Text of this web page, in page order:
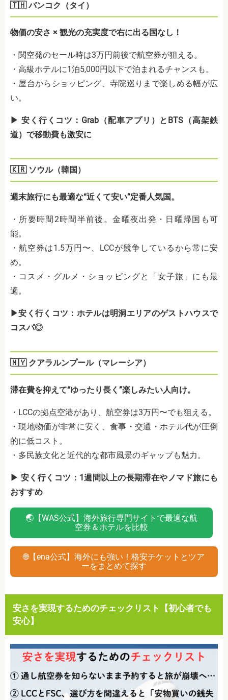
🇹🇭 バンコク（タイ）
物価の安さ × 観光の充実度で右に出る国なし！
・関空発のセール時は3万円前後で航空券が狙える。
・高級ホテルに1泊5,000円以下で泊まれるチャンスも。
・屋台からショッピング、寺院巡りまで楽しめる幅が広
い。
▶ 安く行くコツ：Grab（配車アプリ）とBTS（高架鉄
道）で移動費も激安に
🇰🇷 ソウル（韓国）
週末旅行にも最適な“近くて安い”定番人気国。
・所要時間2時間半前後。金曜夜出発・日曜帰国も可
能。
・航空券は1.5万円〜、LCCが競争しているから常に安
め。
・コスメ・グルメ・ショッピングと「女子旅」にも最
適。
▶安く行くコツ：ホテルは明洞エリアのゲストハウスで
コスパ◎
🇲🇾 クアラルンプール（マレーシア）
滞在費を抑えて“ゆったり長く”楽しみたい人向け。
・LCCの拠点空港があり、航空券は3万円〜でも狙える。
・現地物価が非常に安く、食事・交通・ホテル代が圧倒
的に低コスト。
・多民族文化と近代的な都市風景のギャップも魅力。
▶ 安く行くコツ：1週間以上の長期滞在やノマド旅にも
おすすめ
🌏【WAS公式】海外旅行専門サイトで最適な航
空券＆ホテルを比較
🌐【ena公式】海外にも強い！格安チケットとツア
ーをまとめて探す
安さを実現するためのチェックリスト【初心者でも
安心】